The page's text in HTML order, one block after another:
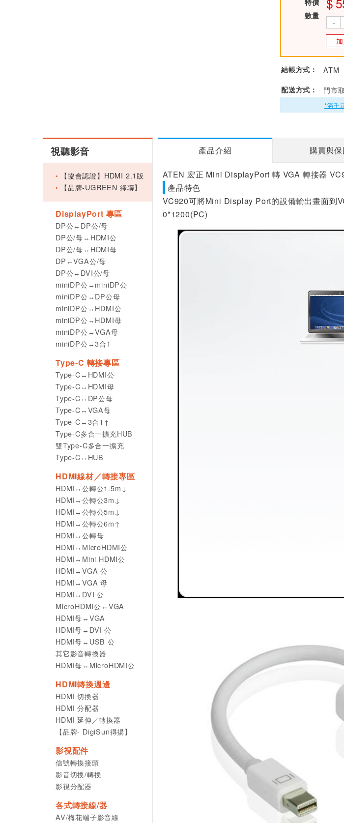
特價
數量
-
結帳方式： ATM
配送方式： 門市
*滿千
視聽影音
【協會認證】HDMI 2.1版
【品牌-UGREEN 綠聯】
DisplayPort 專區
DP公↔DP公/母
DP公/母↔HDMI公
DP公/母↔HDMI母
DP↔VGA公/母
DP公↔DVI公/母
miniDP公↔miniDP公
miniDP公↔DP公母
miniDP公↔HDMI公
miniDP公↔HDMI母
miniDP公↔VGA母
miniDP公↔3合1
Type-C 轉接專區
Type-C↔HDMI公
Type-C↔HDMI母
Type-C↔DP公母
Type-C↔VGA母
Type-C↔3合1↑
Type-C多合一擴充HUB
雙Type-C多合一擴充
Type-C↔HUB
HDMI線材／轉接專區
HDMI↔公轉公1.5m↓
HDMI↔公轉公3m↓
HDMI↔公轉公5m↓
HDMI↔公轉公6m↑
HDMI↔公轉母
HDMI↔MicroHDMI公
HDMI↔Mini HDMI公
HDMI↔VGA 公
HDMI↔VGA 母
HDMI↔DVI 公
MicroHDMI公↔VGA
HDMI母↔VGA
HDMI母↔DVI 公
HDMI母↔USB 公
其它影音轉換器
HDMI母↔MicroHDMI公
HDMI轉換週邊
HDMI 切換器
HDMI 分配器
HDMI 延伸／轉換器
【品牌- DigiSun得揚】
影視配件
信號轉換接頭
影音切換/轉換
影視分配器
各式轉接線/器
AV/梅花端子影音線
產品介紹 購買與保
ATEN 宏正 Mini DisplayPort 轉 VGA 轉接器
產品特色
VC920可將Mini Display Port的設備輸出畫面到
0*1200(PC)